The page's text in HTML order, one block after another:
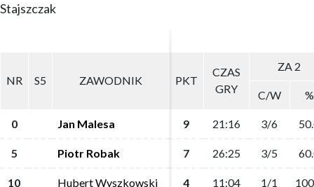
Stajszczak
NR S5 ZAWODNIK PKT
CZAS
GRY
ZA 2
C/W %
0 Jan Malesa 9 21:16 3/6
5 Piotr Robak 7 26:25 3/5
10 Hubert Wyszkowski 4 11:04 1/1
NR S5 ZAWODNIK PKT
CZAS
GRY
ZA 2
C/W %
0 Jan Malesa 9 21:16 3/6
5 Piotr Robak 7 26:25 3/5
10 Hubert Wyszkowski 4 11:04 1/1